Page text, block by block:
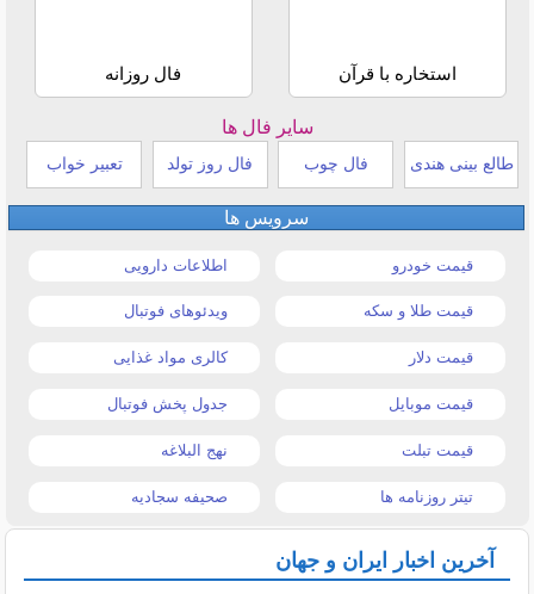
استخاره با قرآن فال روزانه
سایر فال ها
طالع بینی هندی فال چوب فال روز تولد تعبیر خواب
سرویس ها
قیمت خودرو اطلاعات دارویی
قیمت طلا و سکه ویدئوهای فوتبال
قیمت دلار کالری مواد غذایی
قیمت موبایل جدول پخش فوتبال
قیمت تبلت نهج البلاغه
تیتر روزنامه ها صحیفه سجادیه
آخرین اخبار ایران و جهان